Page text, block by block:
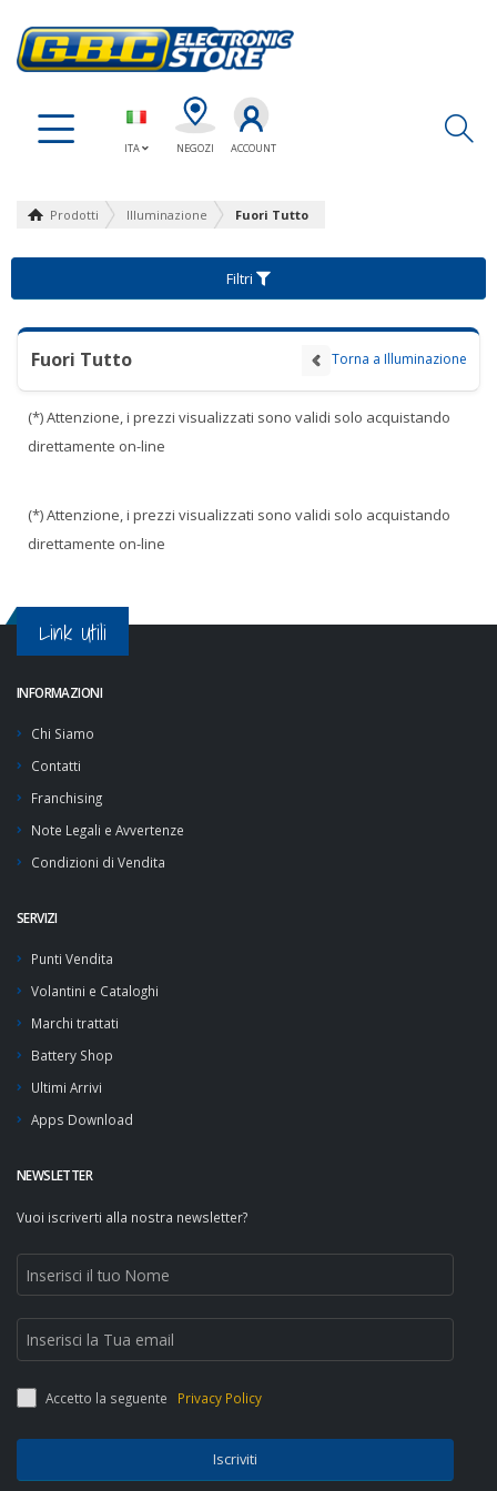
ITA NEGOZI ACCOUNT
Prodotti Illuminazione Fuori Tutto
Filtri
Fuori Tutto Torna a Illuminazione
(*) Attenzione, i prezzi visualizzati sono validi solo acquistando
direttamente on-line
(*) Attenzione, i prezzi visualizzati sono validi solo acquistando
direttamente on-line
Link Utili
INFORMAZIONI
Chi Siamo
Contatti
Franchising
Note Legali e Avvertenze
Condizioni di Vendita
SERVIZI
Punti Vendita
Volantini e Cataloghi
Marchi trattati
Battery Shop
Ultimi Arrivi
Apps Download
NEWSLETTER
Vuoi iscriverti alla nostra newsletter?
Accetto la seguente Privacy Policy
Iscriviti